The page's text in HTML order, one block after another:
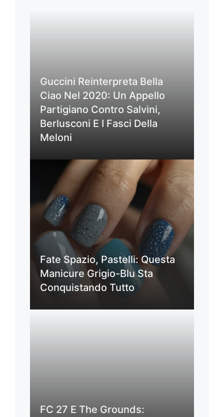
Guccini Reinterpreta Bella
Ciao Nel 2020: Un Appello
Partigiano Contro Salvini,
Berlusconi E I Fasci Della
Meloni
Fate Spazio, Pastelli: Questa
Manicure Grigio-Blu Sta
Conquistando Tutto
FC 27 E The Grounds: